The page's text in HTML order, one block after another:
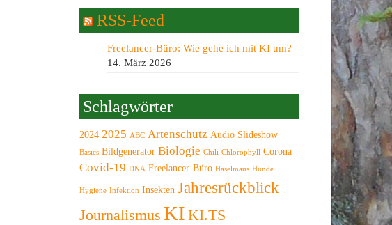
RSS-Feed
Freelancer-Büro: Wie gehe ich mit KI um?
14. März 2026
Schlagwörter
2024 2025 ABC Artenschutz Audio Slideshow
Basics Bildgenerator Biologie Chili Chlorophyll Corona
Covid-19 DNA Freelancer-Büro Haselmaus Hunde
Hygiene Infektion Insekten Jahresrückblick
Journalismus KI KI.TS